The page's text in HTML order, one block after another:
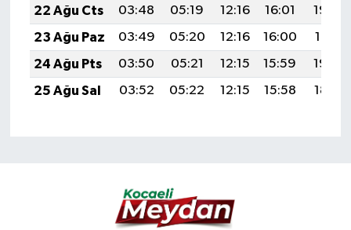
22 Ağu Cts
03:48 05:19 12:16 16:01
19:03
23 Ağu Paz
03:49 05:20 12:16 16:00
19:01
24 Ağu Pts
03:50 05:21 12:15 15:59
19:00
25 Ağu Sal
03:52 05:22 12:15 15:58 18:58